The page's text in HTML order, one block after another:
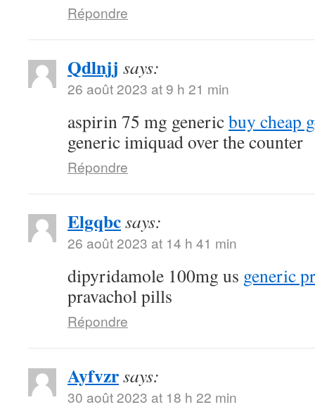
Répondre
Qdlnjj says:
26 août 2023 at 9 h 21 min
aspirin 75 mg genericbuy cheap
generic imiquad over the counter
Répondre
Elgqbcsays:
26 août 2023 at 14 h 41 min
dipyridamole 100mg us generic
pravachol pills
Répondre
Ayfvzrsays:
30 août 2023 at 18 h 22 min